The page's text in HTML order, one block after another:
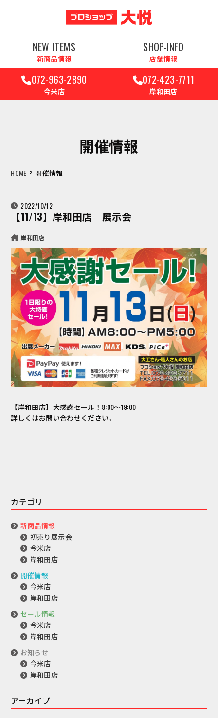
NEW ITEMS
新商品情報
SHOP-INFO
店舗情報
072-963-2890
今米店
072-423-7711
岸和田店
開催情報
HOME > 開催情報
2022/10/12
【11/13】岸和田店 展示会
岸和田店
【岸和田店】大感謝セール！8:00～19:00
詳しくはお問い合わせください。
カテゴリ
新商品情報
初売り展示会
今米店
岸和田店
開催情報
今米店
岸和田店
セール情報
今米店
岸和田店
お知らせ
今米店
岸和田店
アーカイブ